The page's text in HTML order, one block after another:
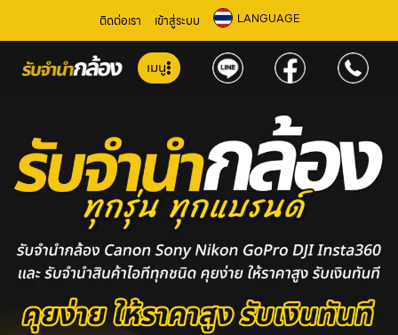
ติดต่อเรา เข้าสู่ระบบ LANGUAGE
เมนู